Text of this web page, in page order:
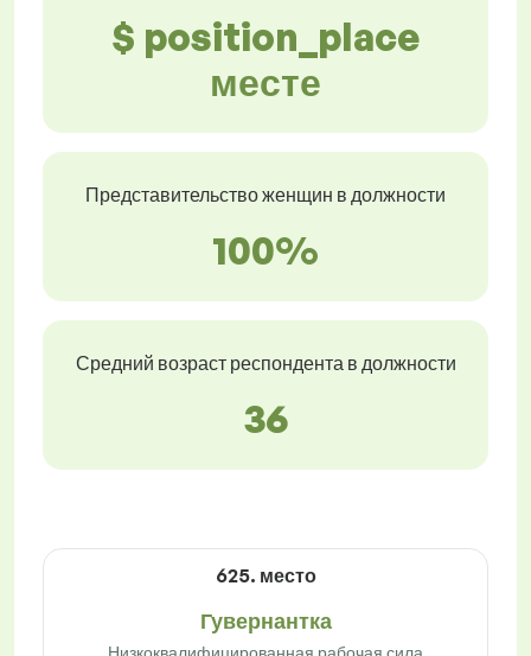
$ position_place
месте
Представительство женщин в должности
100%
Средний возраст респондента в должности
36
625. место
Гувернантка